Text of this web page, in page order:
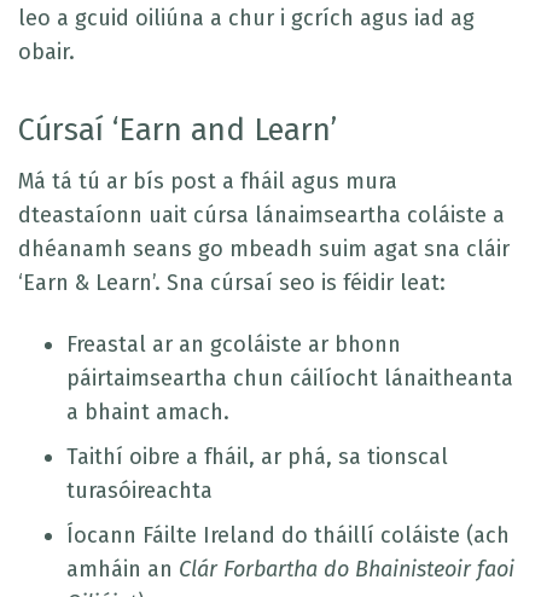
leo a gcuid oiliúna a chur i gcrích agus iad ag
obair.
Cúrsaí ‘Earn and Learn’
Má tá tú ar bís post a fháil agus mura
dteastaíonn uait cúrsa lánaimseartha coláiste a
dhéanamh seans go mbeadh suim agat sna cláir
‘Earn & Learn’. Sna cúrsaí seo is féidir leat:
Freastal ar an gcoláiste ar bhonn
páirtaimseartha chun cáilíocht lánaitheanta
a bhaint amach.
Taithí oibre a fháil, ar phá, sa tionscal
turasóireachta
Íocann Fáilte Ireland do tháillí coláiste (ach
amháin an Clár Forbartha do Bhainisteoir faoi